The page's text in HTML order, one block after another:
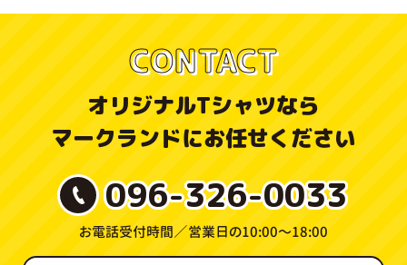
CONTACT
オリジナルTシャツなら
マークランドにお任せください
096-326-0033
お電話受付時間／営業日の10:00〜18:00